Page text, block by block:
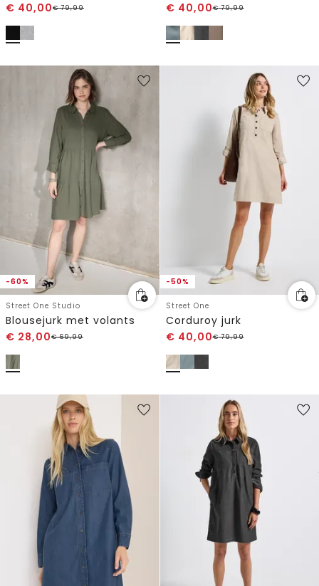
€ 40,00€79,99
€ 40,00€79,99
-60%
Street One Studio
Blousejurk met volants
€ 28,00€69,99
-50%
Street One
Corduroy jurk
€ 40,00€79,99